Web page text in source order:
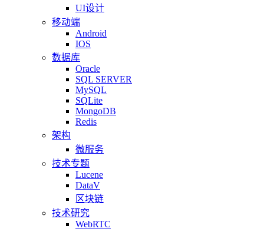
UI设计
移动端
Android
IOS
数据库
Oracle
SQL SERVER
MySQL
SQLite
MongoDB
Redis
架构
微服务
技术专题
Lucene
DataV
区块链
技术研究
WebRTC